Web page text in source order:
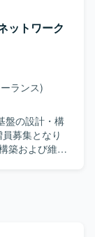
体として
フェーズにわ
から新基盤
て、担当領
と連携しな
方を求めて
、周辺領域
アップしなが
が望ましい
ため、丁寧
証基盤、
トワーク環
範囲の確認を
スの検討を
作業手順の
取りながら
に行動でき
がら、状況
前向きに推進
流工程から
ションを目
ットワーク
ランス)
盤の設計・構
募集となり
ます。デー